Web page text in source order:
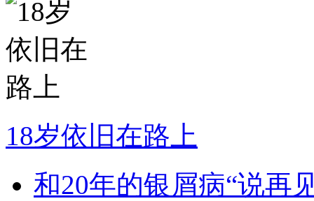
18岁依旧在路上
和20年的银屑病“说再